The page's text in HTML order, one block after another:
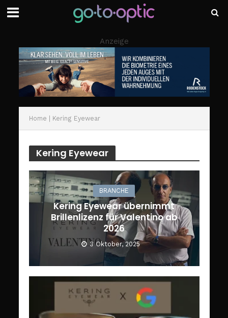
Anzeige
Home | Kering Eyewear
Kering Eyewear
BRANCHE
Kering Eyewear übernimmt
Brillenlizenz für Valentino ab
2026
3 Oktober, 2025